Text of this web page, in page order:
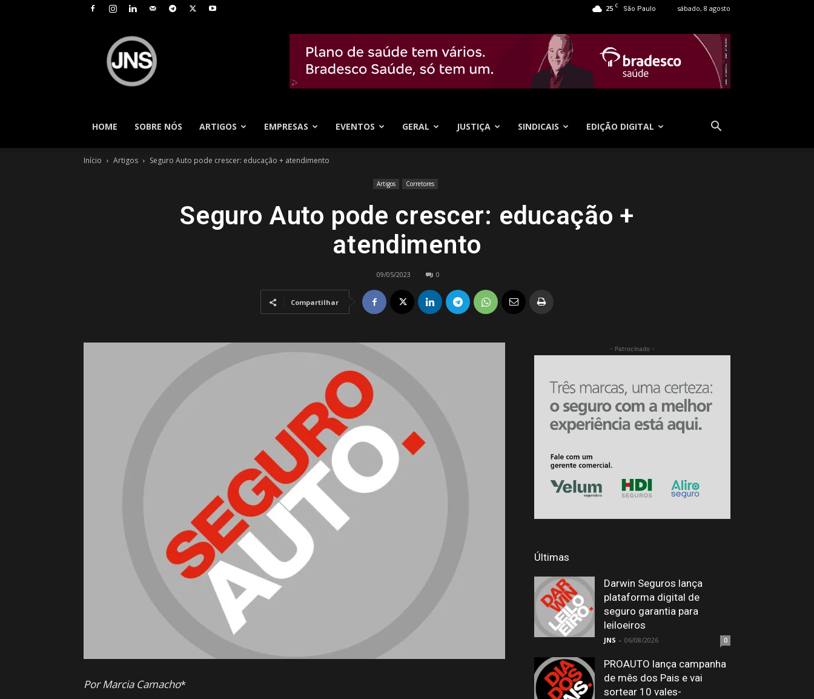
25 C São Paulo sábado, 8 agosto
HOME
SOBRE NÓS ARTIGOS EMPRESAS EVENTOS GERAL JUSTIÇA SINDICAIS EDIÇÃO DIGITAL
Início Artigos Seguro Auto pode crescer: educação + atendimento
Artigos Corretores
Seguro Auto pode crescer: educação +
atendimento
09/05/2023 0
Compartilhar
Por Marcia Camacho*
- Patrocinado -
Últimas
Darwin Seguros lança
plataforma digital de
seguro garantia para
leiloeiros
JNS - 06/08/2026 0
PROAUTO lança campanha
de mês dos Pais e vai
sortear 10 vales-